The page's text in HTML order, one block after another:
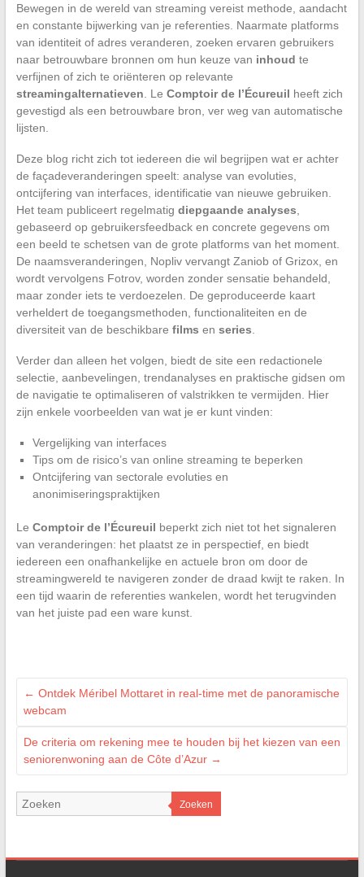
Bewegen in de wereld van streaming vereist methode, aandacht
en constante bijwerking van je referenties. Naarmate platforms
van identiteit of adres veranderen, zoeken ervaren gebruikers
naar betrouwbare bronnen om hun keuze van inhoud te
verfijnen of zich te oriënteren op relevante
streamingalternatieven . Le Comptoir de l’Écureuil heeft zich
gevestigd als een betrouwbare bron, ver weg van automatische
lijsten.
Deze blog richt zich tot iedereen die wil begrijpen wat er achter
de façadeveranderingen speelt: analyse van evoluties,
ontcijfering van interfaces, identificatie van nieuwe gebruiken.
Het team publiceert regelmatig diepgaande analyses
gebaseerd op gebruikersfeedback en concrete gegevens om
een beeld te schetsen van de grote platforms van het moment.
De naamsveranderingen, Nopliv vervangt Zaniob of Grizox, en
wordt vervolgens Fotrov, worden zonder sensatie behandeld,
maar zonder iets te verdoezelen. De geproduceerde kaart
verheldert de toegangsmethoden, functionaliteiten en de
diversiteit van de beschikbare films en series
Verder dan alleen het volgen, biedt de site een redactionele
selectie, aanbevelingen, trendanalyses en praktische gidsen om
de navigatie te optimaliseren of valstrikken te vermijden. Hier
zijn enkele voorbeelden van wat je er kunt vinden:
Vergelijking van interfaces
Tips om de risico’s van online streaming te beperken
Ontcijfering van sectorale evoluties en
anonimiseringspraktijken
Le Comptoir de l’Écureuil beperkt zich niet tot het signaleren
van veranderingen: het plaatst ze in perspectief, en biedt
iedereen een onafhankelijke en actuele bron om door de
streamingwereld te navigeren zonder de draad kwijt te raken. In
een tijd waarin de referenties wankelen, wordt het terugvinden
van het juiste pad een ware kunst.
← Ontdek Méribel Mottaret in real-time met de panoramische
webcam
De criteria om rekening mee te houden bij het kiezen van een
seniorenwoning aan de Côte d’Azur →
Zoeken